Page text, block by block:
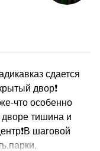
сдается
двор❗
что особенно
тишина и
шаговой